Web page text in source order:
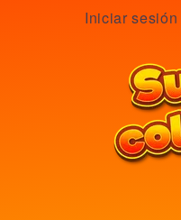
Iniciar sesión